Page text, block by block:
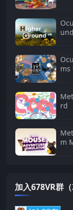
ms
rd
m
加入678VR群（